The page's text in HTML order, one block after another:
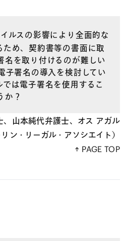
ルスの影響により全面的な
ため、契約書等の書面に取
名を取り付けるのが難しい
子署名の導入を検討してい
は電子署名を使用するこ
か？
山本純代弁護士、オス アガル
ン・リーガル・アソシエイト）
↑ PAGE TOP